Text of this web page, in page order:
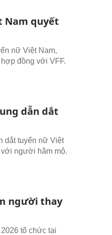
Nam quyết
nữ Việt Nam,
đồng với VFF.
dẫn dắt
dắt tuyển nữ Việt
với người hâm mộ.
người thay
tổ chức tại